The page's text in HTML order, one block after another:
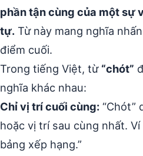
phần tận cùng của một sự
tự. Từ này mang nghĩa
điểm cuối.
Trong tiếng Việt, từ “chót”
nghĩa khác nhau:
Chỉ vị trí cuối cùng: “Chót”
hoặc vị trí sau cùng nhất.
bảng xếp hạng.”